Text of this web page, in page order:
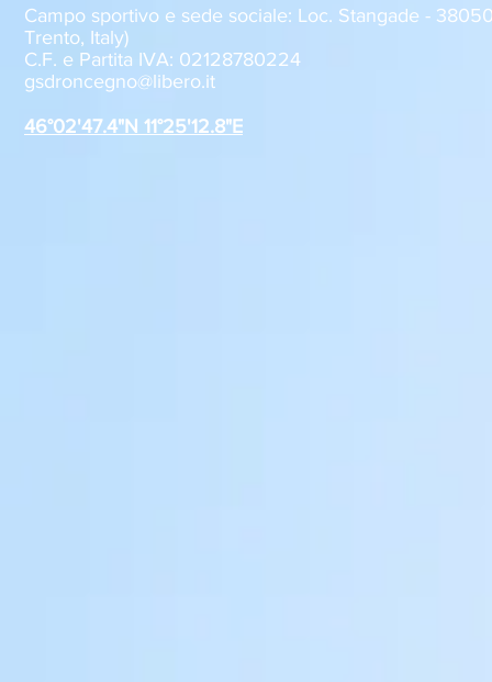
GSD Roncegno, iscrizioni
stagione 2026-2027
Campo sportivo e sede sociale: Loc. Stangade -
Trento, Italy)
C.F. e Partita IVA: 02128780224
gsdroncegno@libero.it
46°02'47.4"N 11°25'12.8"E